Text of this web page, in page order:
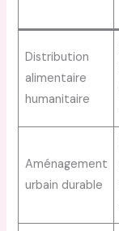
Distribution
alimentaire
humanitaire
Aménagement
urbain durable